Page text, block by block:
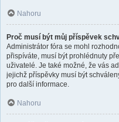
Nahoru
Proč musí být můj příspěvek
Administrátor fóra se mohl
přispíváte, musí být prohlédnuty
uživatelé. Je také možné, že vás
jejichž příspěvky musí být
pro další informace.
Nahoru